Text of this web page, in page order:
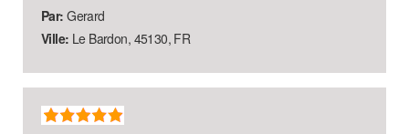
Par: Gerard
Ville: Le Bardon, 45130, FR